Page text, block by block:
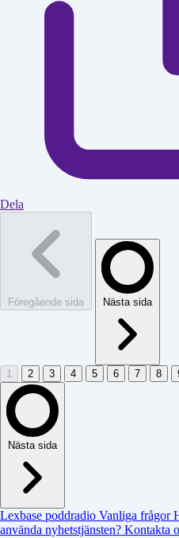
Dela
Föregående sida Nästa sida
1 2 3 4 5 6 7 8
Nästa sida
Lexbase poddradio Vanliga frågor
använda nyhetstjänsten? Kontakta